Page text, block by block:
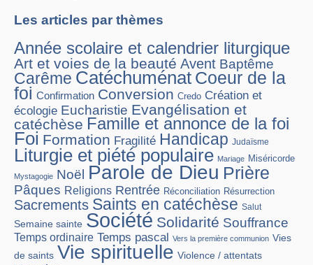
Les articles par thèmes
Année scolaire et calendrier liturgique
Art et voies de la beauté Avent Baptême
Carême Catéchuménat Coeur de la
foi Confirmation Conversion Credo Création et
écologie Eucharistie Evangélisation et
catéchèse Famille et annonce de la foi
Foi Formation Fragilité Handicap Judaïsme
Liturgie et piété populaire Mariage Miséricorde
Mystagogie Noël Parole de Dieu Prière
Pâques Religions Rentrée Réconciliation Résurrection
Sacrements Saints en catéchèse Salut
Semaine sainte Société Solidarité Souffrance
Temps ordinaire Temps pascal Vers la première communion Vies
de saints Vie spirituelle Violence / attentats